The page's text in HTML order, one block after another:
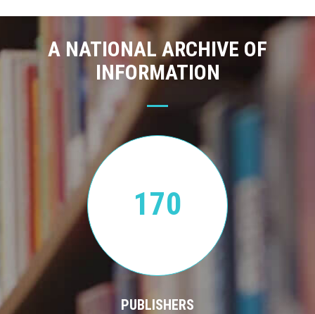
A NATIONAL ARCHIVE OF
INFORMATION
170
PUBLISHERS